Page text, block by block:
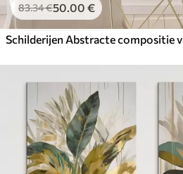
83.34€50.00 €